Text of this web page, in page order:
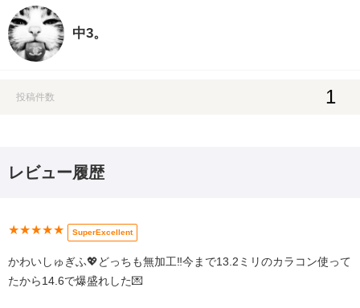
中3。
投稿件数 1
レビュー履歴
★★★★★ SuperExcellent
かわいしゅぎふ💖どっちも無加工‼️今まで13.2ミリのカラコン使って
たから14.6で爆盛れした💌